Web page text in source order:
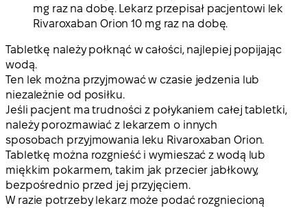
mg raz na dobę. Lekarz przepisał pacjentowi lek
Rivaroxaban Orion 10 mg raz na dobę.
Tabletkę należy połknąć w całości, najlepiej popijając
wodą.
Ten lek można przyjmować w czasie jedzenia lub
niezależnie od posiłku.
Jeśli pacjent ma trudności z połykaniem całej tabletki,
należy porozmawiać z lekarzem o innych
sposobach przyjmowania leku Rivaroxaban Orion.
Tabletkę można rozgnieść i wymieszać z wodą lub
miękkim pokarmem, takim jak przecier jabłkowy,
bezpośrednio przed jej przyjęciem.
W razie potrzeby lekarz może podać rozgniecioną